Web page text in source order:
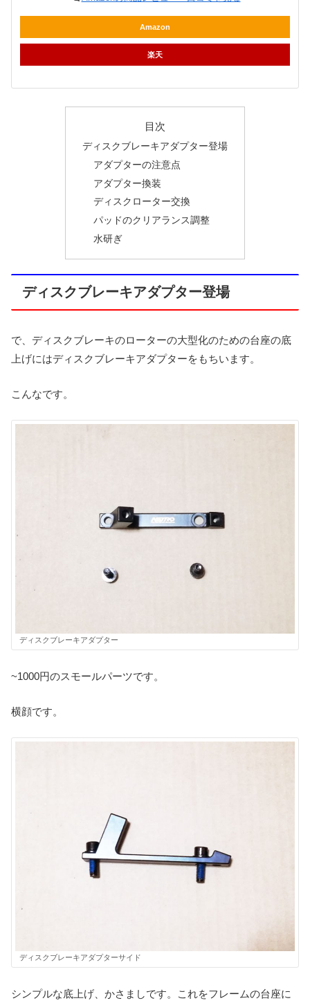
Amazon
楽天
目次
ディスクブレーキアダプター登場
アダプターの注意点
アダプター換装
ディスクローター交換
パッドのクリアランス調整
水研ぎ
ディスクブレーキアダプター登場
で、ディスクブレーキのローターの大型化のための台座の底
上げにはディスクブレーキアダプターをもちいます。
こんなです。
ディスクブレーキアダプター
~1000円のスモールパーツです。
横顔です。
ディスクブレーキアダプターサイド
シンプルな底上げ、かさましです。これをフレームの台座に